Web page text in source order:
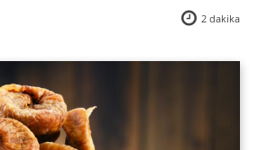
2 dakika